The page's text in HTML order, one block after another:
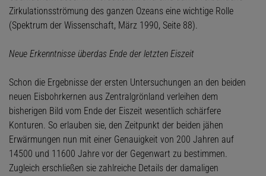
Zirkulationsströmung des ganzen Ozeans eine wichtige Rolle
(Spektrum der Wissenschaft, März 1990, Seite 88).
Neue Erkenntnisse überdas Ende der letzten Eiszeit
Schon die Ergebnisse der ersten Untersuchungen an den beiden
neuen Eisbohrkernen aus Zentralgrönland verleihen dem
bisherigen Bild vom Ende der Eiszeit wesentlich schärfere
Konturen. So erlauben sie, den Zeitpunkt der beiden jähen
Erwärmungen nun mit einer Genauigkeit von 200 Jahren auf
14500 und 11600 Jahre vor der Gegenwart zu bestimmen.
Zugleich erschließen sie zahlreiche Details der damaligen